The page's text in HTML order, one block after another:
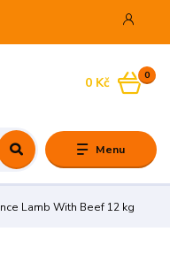
Menu
0
0 Kč
Lamb With Beef 12 kg